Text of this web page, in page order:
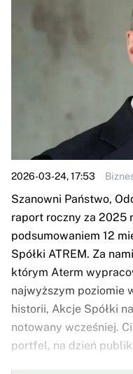
2026-03-24, 17:53
Szanowni Państwo,
raport roczny za 2025
podsumowaniem 12
Spółki ATREM. Za
którym Aterm
najwyższym poziomie
historii, Akcje Spółki
notowany wcześniej.
portfel, na dzień